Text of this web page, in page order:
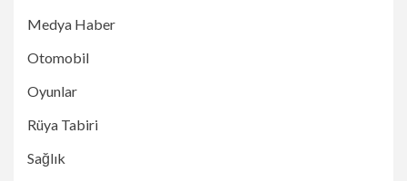
Medya Haber
Otomobil
Oyunlar
Rüya Tabiri
Sağlık